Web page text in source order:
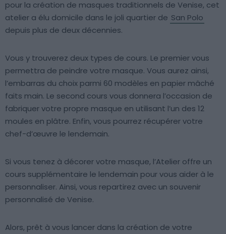
pour la création de masques traditionnels de Venise, cet
atelier a élu domicile dans le joli quartier de San Polo
depuis plus de deux décennies.
Vous y trouverez deux types de cours. Le premier vous
permettra de peindre votre masque. Vous aurez ainsi,
l’embarras du choix parmi 60 modèles en papier mâché
faits main. Le second cours vous donnera l’occasion de
fabriquer votre propre masque en utilisant l’un des 12
moules en plâtre. Enfin, vous pourrez récupérer votre
chef-d’œuvre le lendemain.
Si vous tenez à décorer votre masque, l’Atelier offre un
cours supplémentaire le lendemain pour vous aider à le
personnaliser. Ainsi, vous repartirez avec un souvenir
personnalisé de Venise.
Alors, prêt à vous lancer dans la création de votre